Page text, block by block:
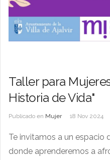
Taller para
Historia de Vida"
Publicado en Mujer 18 Nov 2024
Te invitamos a un espacio
donde aprenderemos a